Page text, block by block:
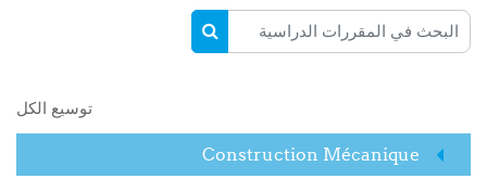
البحث في المقررات الدراسية
البحث في المقررات الدراسية
توسيع الكل
Construction Mécanique